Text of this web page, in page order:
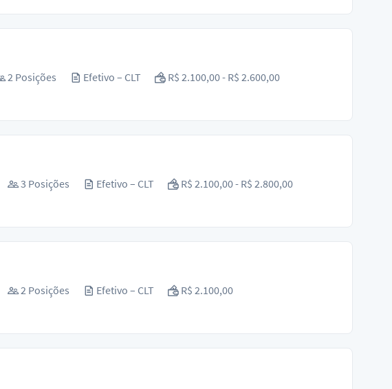
2 Posições Efetivo – CLT R$ 2.100,00 - R$ 2.600,00
3 Posições Efetivo – CLT R$ 2.100,00 - R$ 2.800,00
2 Posições Efetivo – CLT R$ 2.100,00